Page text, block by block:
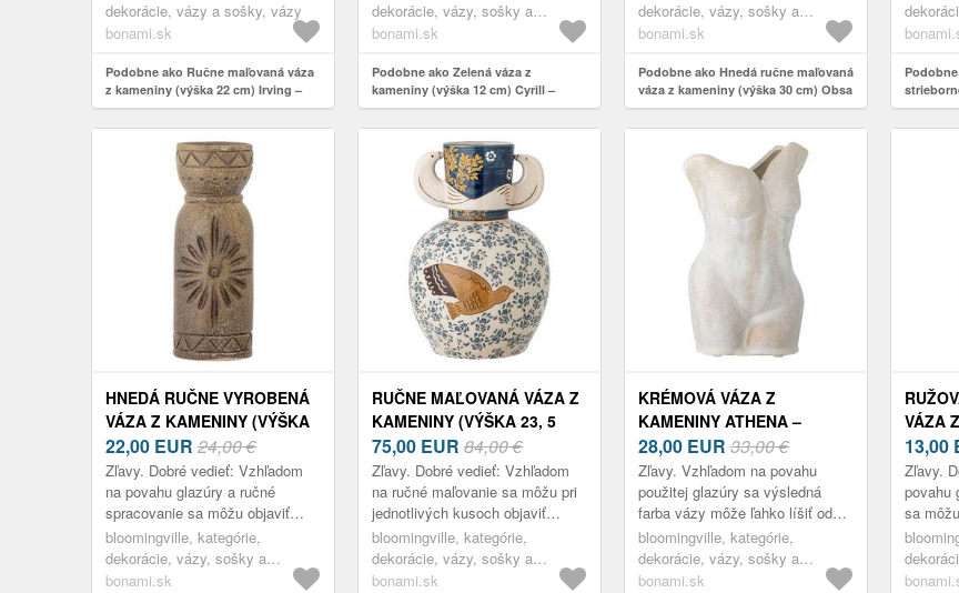
tvar pripomína rybu, čo jej
dodáva hr...
dekorácie, vázy a sošky, vázy
bonami.sk
Podobne ako Ručne maľovaná váza
z kameniny (výška 22 cm) Irving –
Bloomingville
povahu glazúry sa môžu pri
jednotlivýc...
dekorácie, vázy, sošky a
glóbusy, vázy
bonami.sk
Podobne ako Zelená váza z
kameniny (výška 12 cm) Cyrill –
Bloomingville
je chybou, ale iba dodáva kaž...
dekorácie, vázy, sošky a
glóbusy, vázy
bonami.sk
Podobne ako Hnedá ručne maľovaná
váza z kameniny (výška 30 cm) Obsa
– Bloomingville
spolu
Bobby –
HNEDÁ RUČNE VYROBENÁ
VÁZA Z KAMENINY (VÝŠKA
21 CM) GERDE –
BLOOMINGVILLE
22,00 EUR 24,00 €
Zľavy. Dobré vedieť: Vzhľadom
na povahu glazúry a ručné
spracovanie sa môžu objaviť
odchýlky vo farebnom prevedení.
Tento fakt nie je chybou, ale iba
dodá...
bloomingville, kategórie,
dekorácie, vázy, sošky a
glóbusy, vázy
bonami.sk
RUČNE MAĽOVANÁ VÁZA Z
KAMENINY (VÝŠKA 23, 5
CM) HEZHA –
BLOOMINGVILLE
75,00 EUR 84,00 €
Zľavy. Dobré vedieť: Vzhľadom
na ručné maľovanie sa môžu pri
jednotlivých kusoch objaviť
drobné odchýlky v motíve a
farbe. Tento fakt nie je chybou,
ale i...
bloomingville, kategórie,
dekorácie, vázy, sošky a
glóbusy, vázy
bonami.sk
KRÉMOVÁ VÁZA Z
KAMENINY ATHENA –
BLOOMINGVILLE
28,00 EUR 33,00 €
Zľavy. Vzhľadom na povahu
použitej glazúry sa výsledná
farba vázy môže ľahko líšiť od
ilustračných fotografií. Táto
skutočnosť však dodáva
každému kusu je...
bloomingville, kategórie,
dekorácie, vázy, sošky a
glóbusy, vázy
bonami.sk
VÁZA
14, 5
13,00
Zľavy.
povahu
sa
chybou,
glóbusy,